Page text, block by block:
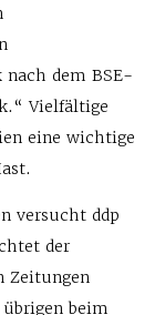
dem BSE-
Vielfältige
eine wichtige
versucht ddp
der
Zeitungen
beim